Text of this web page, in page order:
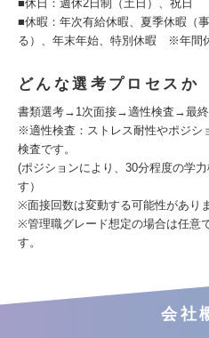
■休日：週休2日制（土日）、祝日
■休暇：年次有給休暇、夏季休暇（
る）、年末年始、特別休暇 ※年間
どんな選考プロセスか
書類選考→1次面接→適性検査→最
※適性検査：ストレス耐性やポジシ
検査です。
(ポジションにより、30分程度の学
す）
※面接回数は変動する可能性がありま
※管理職グレード想定の場合は任意
す。
会社